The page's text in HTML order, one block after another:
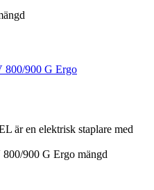
800/900 G Ergo
är en elektrisk staplare med
900 G Ergo mängd